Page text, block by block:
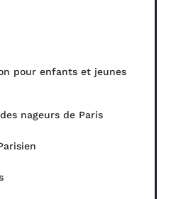
pour enfants et jeunes
nageurs de Paris